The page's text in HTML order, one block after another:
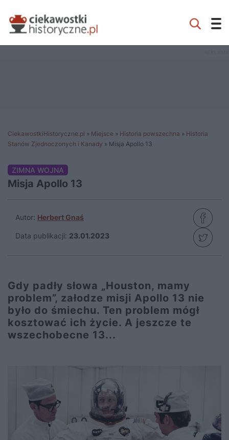
CiekawostkiHistoryczne.pl » Miejsce » Historia powszechna » Historia
Stanów Zjednoczonych i Kanady » Misja Apollo 13
ZIMNA WOJNA
Misja Apollo 13
Autor: Herbert Gnaś
Data publikacji: 23.01.2023
Gdy padły słowa „Houston, mamy
problem”, załodze misji Apollo 13 nie
było do śmiechu. Ten problem mógł
kosztować ich życie. A jeszcze te
wszechobecne 13...